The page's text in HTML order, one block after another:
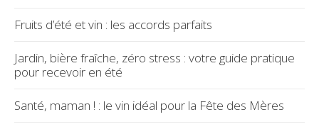
Fruits d’été et vin : les accords parfaits
Jardin, bière fraîche, zéro stress : votre guide pratique
pour recevoir en été
Santé, maman ! : le vin idéal pour la Fête des Mères